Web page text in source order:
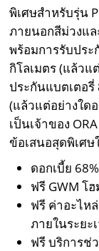
พิเศษสำหรับรุ่น
ภายนอกสีม่วงแล
พร้อมการรับปร
กิโลเมตร (แล้วแ
ประกันแบตเตอรี่
(แล้วแต่อย่างใด
เป็นเจ้าของ
ข้อเสนอสุดพิเศ
ดอกเบี้ย
ฟรี GWM โ
ฟรี ค่าอะไห
ภายในระยะ
ฟรี บริการช่